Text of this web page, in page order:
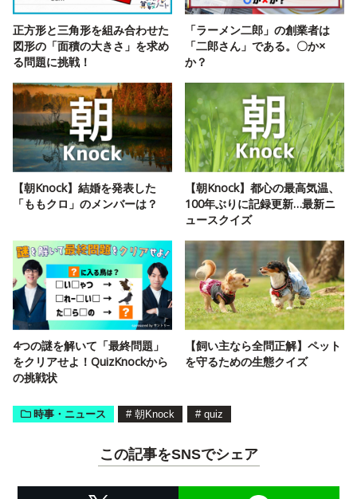
正方形と三角形を組み合わせた
図形の「面積の大きさ」を求め
る問題に挑戦！
「ラーメン二郎」の創業者は
「二郎さん」である。〇か×
か？
【朝Knock】結婚を発表した
「ももクロ」のメンバーは？
【朝Knock】都心の最高気温、
100年ぶりに記録更新…最新ニ
ュースクイズ
4つの謎を解いて「最終問題」
をクリアせよ！QuizKnockから
の挑戦状
【飼い主なら全問正解】ペット
を守るための生態クイズ
時事・ニュース # 朝Knock # quiz
この記事をSNSでシェア